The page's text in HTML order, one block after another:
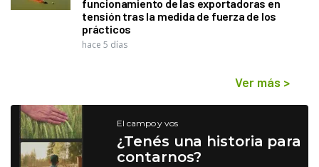
funcionamiento de las exportadoras en
tensión tras la medida de fuerza de los
prácticos
hace 5 días
Ver más >
El campo y vos
¿Tenés una historia para
contarnos?